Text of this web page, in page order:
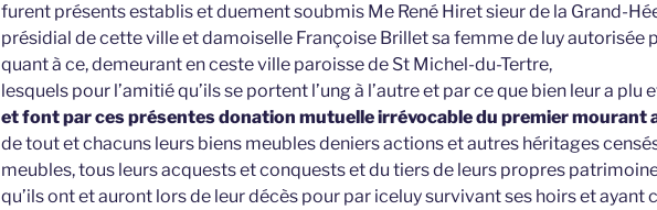
furent présents establis et duement soubmis Me René Hiret sieur de la Grand-
présidial de cette ville et damoiselle Françoise Brillet sa femme de luy autorisée
quant à ce, demeurant en ceste ville paroisse de St Michel-du-Tertre,
lesquels pour l’amitié qu’ils se portent l’ung à l’autre et par ce que bien leur a plu
et font par ces présentes donation mutuelle irrévocable du premier mourant
de tout et chacuns leurs biens meubles deniers actions et autres héritages
meubles, tous leurs acquests et conquests et du tiers de leurs propres
qu’ils ont et auront lors de leur décès pour par iceluy survivant ses hoirs et ayant